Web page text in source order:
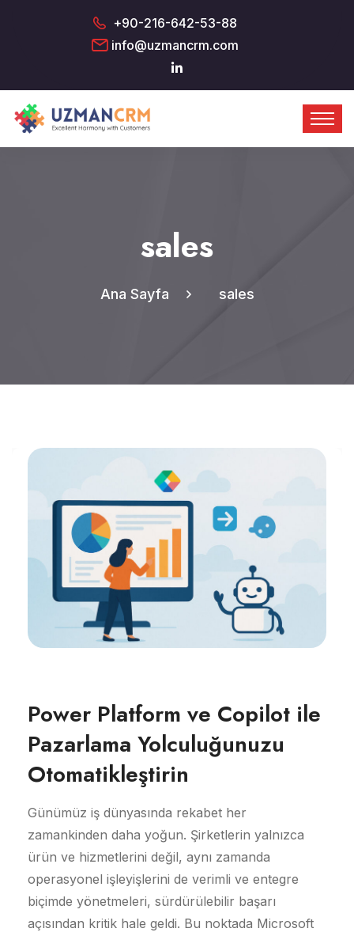
+90-216-642-53-88
info@uzmancrm.com
sales
Ana Sayfa sales
Power Platform ve Copilot ile
Pazarlama Yolculuğunuzu
Otomatikleştirin
Günümüz iş dünyasında rekabet her
zamankinden daha yoğun. Şirketlerin yalnızca
ürün ve hizmetlerini değil, aynı zamanda
operasyonel işleyişlerini de verimli ve entegre
biçimde yönetmeleri, sürdürülebilir başarı
açısından kritik hale geldi. Bu noktada Microsoft